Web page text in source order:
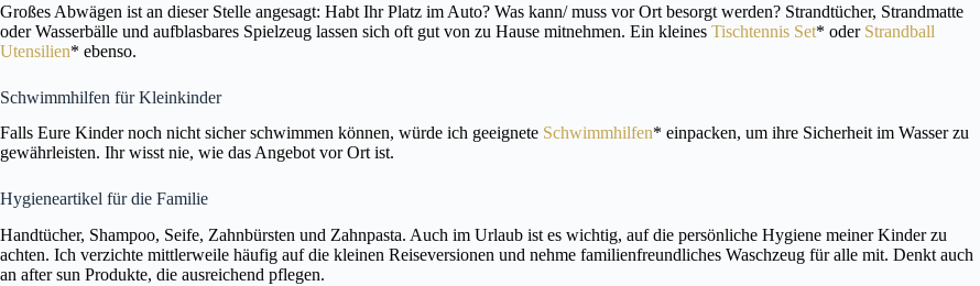
Großes Abwägen ist an dieser Stelle angesagt: Habt Ihr Platz im Auto? Was kann/ muss vor Ort besorgt werden? Strandtücher, Strandmatte
oder Wasserbälle und aufblasbares Spielzeug lassen sich oft gut von zu Hause mitnehmen. Ein kleines Tischtennis Set* oder Strandball
Utensilien* ebenso.
Schwimmhilfen für Kleinkinder
Falls Eure Kinder noch nicht sicher schwimmen können, würde ich geeignete Schwimmhilfen* einpacken, um ihre Sicherheit im Wasser zu
gewährleisten. Ihr wisst nie, wie das Angebot vor Ort ist.
Hygieneartikel für die Familie
Handtücher, Shampoo, Seife, Zahnbürsten und Zahnpasta. Auch im Urlaub ist es wichtig, auf die persönliche Hygiene meiner Kinder zu
achten. Ich verzichte mittlerweile häufig auf die kleinen Reiseversionen und nehme familienfreundliches Waschzeug für alle mit. Denkt auch
an after sun Produkte, die ausreichend pflegen.